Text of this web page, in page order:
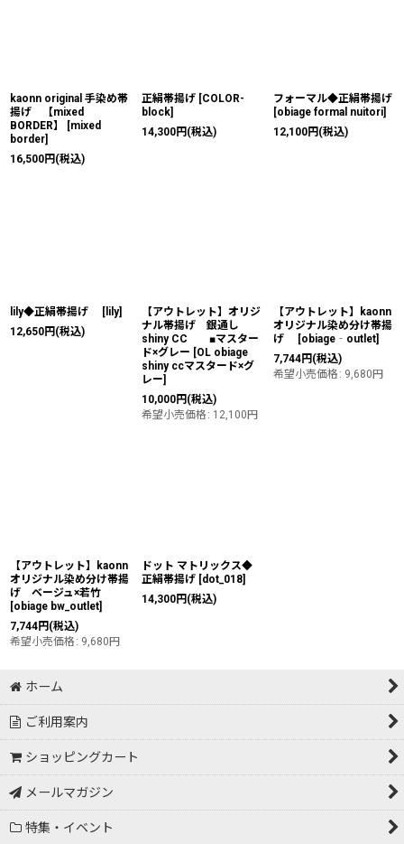
kaonn original 手染め帯
揚げ 【mixed
BORDER】
[mixed
border]
16,500円 (税込)
正絹帯揚げ [COLOR-
block]
14,300円 (税込)
フォーマル◆正絹帯揚げ
[obiage formal nuitori]
12,100円 (税込)
lily◆正絹帯揚げ [ lily]
12,650円 (税込)
【アウトレット】オリジ
ナル帯揚げ 銀通し
shiny CC ■マスター
ド×グレー [OL obiage
shiny ccマスタード×グ
レー]
10,000円 (税込)
希望小売価格 : 12,100円
【アウトレット】kaonn
オリジナル染め分け帯揚
げ
[obiage‐outlet]
7,744円 (税込)
希望小売価格 : 9,680円
【アウトレット】kaonn
オリジナル染め分け帯揚
げ ベージュ×若竹
[obiage bw_outlet]
7,744円 (税込)
希望小売価格 : 9,680円
ドット マトリックス◆
正絹帯揚げ [dot_018]
14,300円 (税込)
ホーム
ご利用案内
ショッピングカート
メールマガジン
特集・イベント